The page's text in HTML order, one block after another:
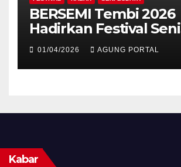
BERSEMI Tembi 2026
Hadirkan Festival Seni
Berkelanjutan
01/04/2026 AGUNG PORTAL
Kabar